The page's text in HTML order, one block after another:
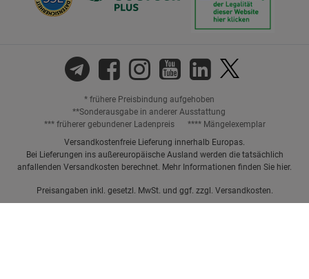
* frühere Preisbindung aufgehoben
**Sonderausgabe in anderer Ausstattung
*** früherer gebundener Ladenpreis
**** Mängelexemplar
Versandkostenfreie Lieferung innerhalb Europas.
Bei Lieferungen ins außereuropäische Ausland werden die tatsächlich
anfallenden Versandkosten berechnet. Mehr Informationen finden Sie hier.
Preisangaben inkl. gesetzl. MwSt. und ggf. zzgl. Versandkosten.